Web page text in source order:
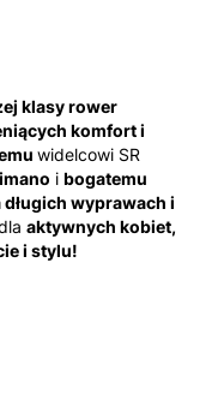
klasy rower
komfort i
widelcowi SR
i bogatemu
wyprawach i
aktywnych kobiet,
i stylu!